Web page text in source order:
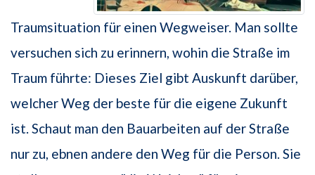
Traumsituation für einen Wegweiser. Man sollte
versuchen sich zu erinnern, wohin die Straße im
Traum führte: Dieses Ziel gibt Auskunft darüber,
welcher Weg der beste für die eigene Zukunft
ist. Schaut man den Bauarbeiten auf der Straße
nur zu, ebnen andere den Weg für die Person. Sie